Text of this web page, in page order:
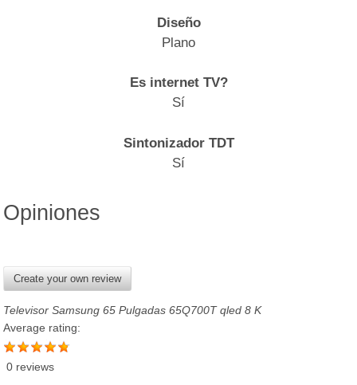
Diseño
Plano
Es internet TV?
Sí
Sintonizador TDT
Sí
Opiniones
Create your own review
Televisor Samsung 65 Pulgadas 65Q700T qled 8 K
Average rating:
0 reviews